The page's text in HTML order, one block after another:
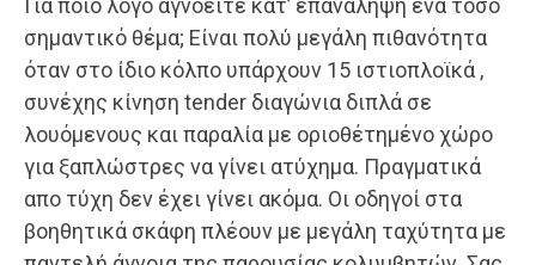
Για ποιο λόγο αγνοείτε κατ’ επανάληψη ένα τόσο
σημαντικό θέμα; Είναι πολύ μεγάλη πιθανότητα
όταν στο ίδιο κόλπο υπάρχουν 15 ιστιοπλοϊκά ,
συνέχης κίνηση tender διαγώνια διπλά σε
λουόμενους και παραλία με οριοθέτημένο χώρο
για ξαπλώστρες να γίνει ατύχημα. Πραγματικά
απο τύχη δεν έχει γίνει ακόμα. Οι οδηγοί στα
βοηθητικά σκάφη πλέουν με μεγάλη ταχύτητα με